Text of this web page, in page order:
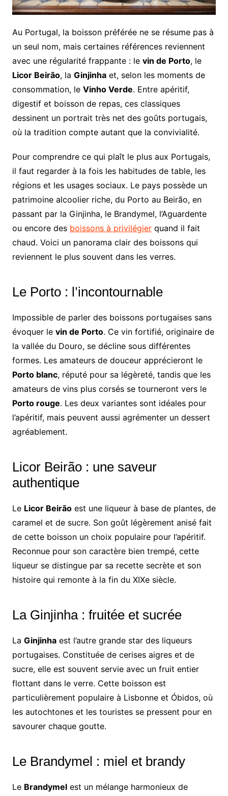
Au Portugal, la boisson préférée ne se résume pas à
un seul nom, mais certaines références reviennent
avec une régularité frappante : le vin de Porto, le
Licor Beirão, la Ginjinhaet, selon les moments de
consommation, le Vinho Verde. Entre apéritif,
digestif et boisson de repas, ces classiques
dessinent un portrait très net des goûts portugais,
où la tradition compte autant que la convivialité.
Pour comprendre ce qui plaît le plus aux Portugais,
il faut regarder à la fois les habitudes de table, les
régions et les usages sociaux. Le pays possède un
patrimoine alcoolier riche, du Porto au Beirão, en
passant par la Ginjinha, le Brandymel, l’Aguardente
ou encore des boissons à privilégierquand il fait
chaud. Voici un panorama clair des boissons qui
reviennent le plus souvent dans les verres.
Le Porto : l’incontournable
Impossible de parler des boissons portugaises sans
évoquer le vin de Porto. Ce vin fortifié, originaire de
la vallée du Douro, se décline sous différentes
formes. Les amateurs de douceur apprécieront le
Porto blanc, réputé pour sa légèreté, tandis que les
amateurs de vins plus corsés se tourneront vers le
Porto rouge. Les deux variantes sont idéales pour
l’apéritif, mais peuvent aussi agrémenter un dessert
agréablement.
Licor Beirão : une saveur
authentique
Le Licor Beirãoest une liqueur à base de plantes, de
caramel et de sucre. Son goût légèrement anisé fait
de cette boisson un choix populaire pour l’apéritif.
Reconnue pour son caractère bien trempé, cette
liqueur se distingue par sa recette secrète et son
histoire qui remonte à la fin du XIXe siècle.
La Ginjinha : fruitée et sucrée
La Ginjinhaest l’autre grande star des liqueurs
portugaises. Constituée de cerises aigres et de
sucre, elle est souvent servie avec un fruit entier
flottant dans le verre. Cette boisson est
particulièrement populaire à Lisbonne et Óbidos, où
les autochtones et les touristes se pressent pour en
savourer chaque goutte.
Le Brandymel : miel et brandy
Le Brandymelest un mélange harmonieux de